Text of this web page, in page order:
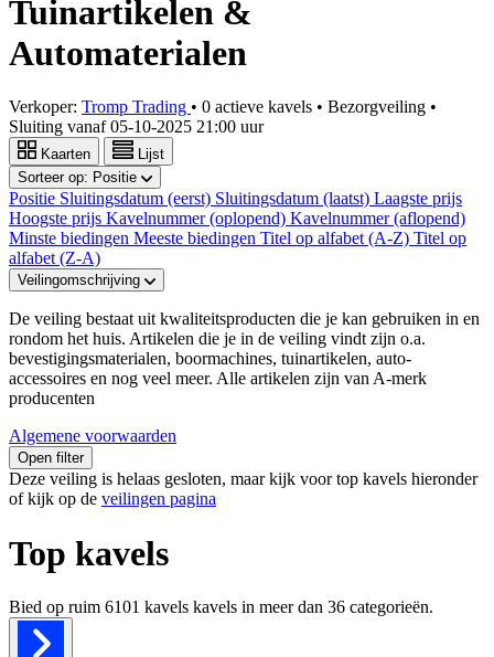
Tuinartikelen &
Automaterialen
Verkoper: Tromp Trading • 0 actieve kavels • Bezorgveiling •
Sluiting vanaf05-10-2025 21:00 uur
Kaarten
Lijst
Sorteer op: Positie
Positie Sluitingsdatum (eerst) Sluitingsdatum (laatst) Laagste prijs
Hoogste prijs Kavelnummer (oplopend) Kavelnummer (aflopend)
Minste biedingen Meeste biedingen Titel op alfabet (A-Z) Titel op
alfabet (Z-A)
Veilingomschrijving
De veiling bestaat uit kwaliteitsproducten die je kan gebruiken in en
rondom het huis. Artikelen die je in de veiling vindt zijn o.a.
bevestigingsmaterialen, boormachines, tuinartikelen, auto-
accessoires en nog veel meer. Alle artikelen zijn van A-merk
producenten
Algemene voorwaarden
Open filter
Deze veiling is helaas gesloten, maar kijk voor top kavels hieronder
of kijk op de veilingen pagina
Top kavels
Bied op ruim 6101 kavels kavels in meer dan 36 categorieën.